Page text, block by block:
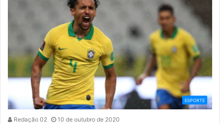
ESPORTE
Redação 02 10 de outubro de 2020